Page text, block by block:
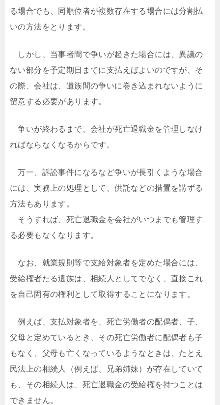
る場合でも、同順位者が複数存在する場合には分割払
いの方法をとります。
しかし、当事者間で争いが起きた場合には、異議の
ない部分を予定期日までに支払えばよいのですが、そ
の際、会社は、遺族間の争いに巻き込まれないように
留意する必要があります。
争いが終わるまで、会社が死亡退職金を管理しなけ
ればならなくなるからです。
万一、訴訟事件になるなど争いが長引くような場合
には、実務上の処理として、供託などの措置を講ずる
方法もあります。
そうすれば、死亡退職金を会社がいつまでも管理す
る必要もなくなります。
なお、就業規則等で支給対象者を定めた場合には、
受給権者たる遺族は、相続人としてでなく、直接これ
を自己固有の権利として取得することになります。
例えば、支払対象者を、死亡労働者の配偶者、子、
父母と定めているとき、その死亡労働者に配偶者も子
もなく、父母も亡くなっているようなときは、たとえ
民法上の相続人（例えば、兄弟姉妹）が存在していて
も、その相続人は、死亡退職金の受給権を持つことは
できません。